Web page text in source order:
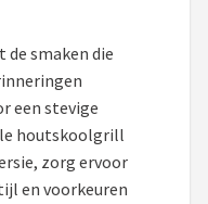
de smaken die
een stevige
houtskoolgrill
zorg ervoor
en voorkeuren